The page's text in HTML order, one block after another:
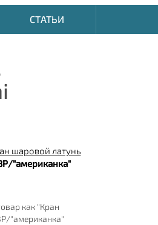
СТАТЬИ
шаровой латунь
"американка"
как "Кран
"американка"